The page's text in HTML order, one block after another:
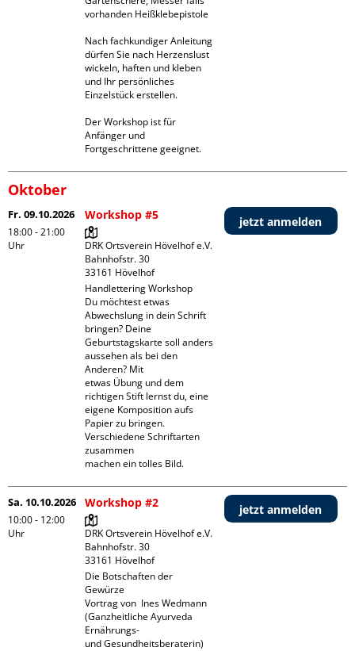
vorhanden Heißklebepistole
Nach fachkundiger Anleitung
dürfen Sie nach Herzenslust
wickeln, haften und kleben
und Ihr persönliches
Einzelstück erstellen.
Der Workshop ist für
Anfänger und
Fortgeschrittene geeignet.
Oktober
Fr. 09.10.2026
18:00 - 21:00
Uhr
Workshop #5
DRK Ortsverein Hövelhof e.V.
Bahnhofstr. 30
33161 Hövelhof
Handlettering Workshop
Du möchtest etwas
Abwechslung in dein Schrift
bringen? Deine
Geburtstagskarte soll anders
aussehen als bei den
Anderen? Mit
etwas Übung und dem
richtigen Stift lernst du, eine
eigene Komposition aufs
Papier zu bringen.
Verschiedene Schriftarten
zusammen
machen ein tolles Bild.
jetzt anmelden
Sa. 10.10.2026
10:00 - 12:00
Uhr
Workshop #2
DRK Ortsverein Hövelhof e.V.
Bahnhofstr. 30
33161 Hövelhof
Die Botschaften der
Gewürze
Vortrag von  Ines Wedmann
(Ganzheitliche Ayurveda
Ernährungs-
und Gesundheitsberaterin)
jetzt anmelden